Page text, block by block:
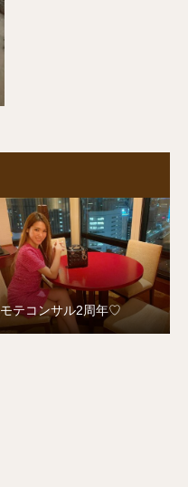
モテコンサル2周年♡